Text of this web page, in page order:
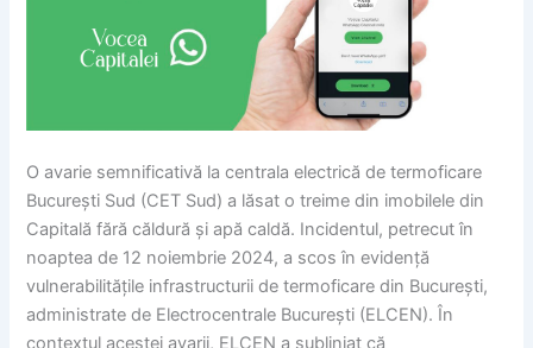
O avarie semnificativă la centrala electrică de termoficare
București Sud (CET Sud) a lăsat o treime din imobilele din
Capitală fără căldură și apă caldă. Incidentul, petrecut în
noaptea de 12 noiembrie 2024, a scos în evidență
vulnerabilitățile infrastructurii de termoficare din București,
administrate de Electrocentrale București (ELCEN). În
contextul acestei avarii, ELCEN a subliniat că